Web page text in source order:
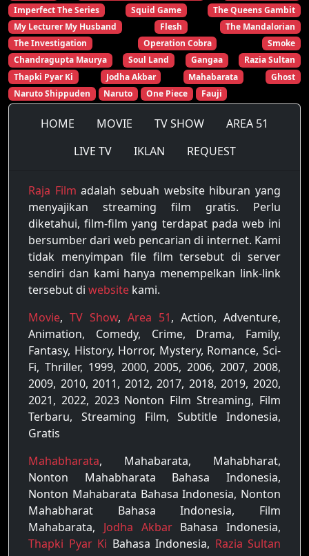
Imperfect The Series
Squid Game
The Queens Gambit
My Lecturer My Husband
Flesh
The Mandalorian
The Investigation
Operation Cobra
Smoke
Chandragupta Maurya
Soul Land Gangaa
Razia Sultan
Thapki Pyar Ki
Jodha Akbar Mahabarata
Ghost
Naruto Shippuden
Naruto One Piece Fauji
HOME MOVIE TV SHOW
AREA 51
LIVE TV
IKLAN REQUEST
Raja Film adalah sebuah website hiburan yang
menyajikan streaming film gratis. Perlu
diketahui, film-film yang terdapat pada web ini
bersumber dari web pencarian di internet. Kami
tidak menyimpan file film tersebut di server
sendiri dan kami hanya menempelkan link-link
tersebut di website kami.
Movie, TV Show, Area 51, Action, Adventure,
Animation, Comedy, Crime, Drama, Family,
Fantasy, History, Horror, Mystery, Romance, Sci-
Fi, Thriller, 1999, 2000, 2005, 2006, 2007, 2008,
2009, 2010, 2011, 2012, 2017, 2018, 2019, 2020,
2021, 2022, 2023 Nonton Film Streaming, Film
Terbaru, Streaming Film, Subtitle Indonesia,
Gratis
Mahabharata, Mahabarata, Mahabharat,
Nonton Mahabharata Bahasa Indonesia,
Nonton Mahabarata Bahasa Indonesia, Nonton
Mahabharat Bahasa Indonesia, Film
Mahabarata, Jodha AkbarBahasa Indonesia,
Thapki Pyar Ki Bahasa Indonesia, Razia Sultan